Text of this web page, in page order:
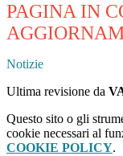
PAGINA IN
Notizie
Ultima revisione da
Questo sito o gli
cookie necessari al
COOKIE POLICY.